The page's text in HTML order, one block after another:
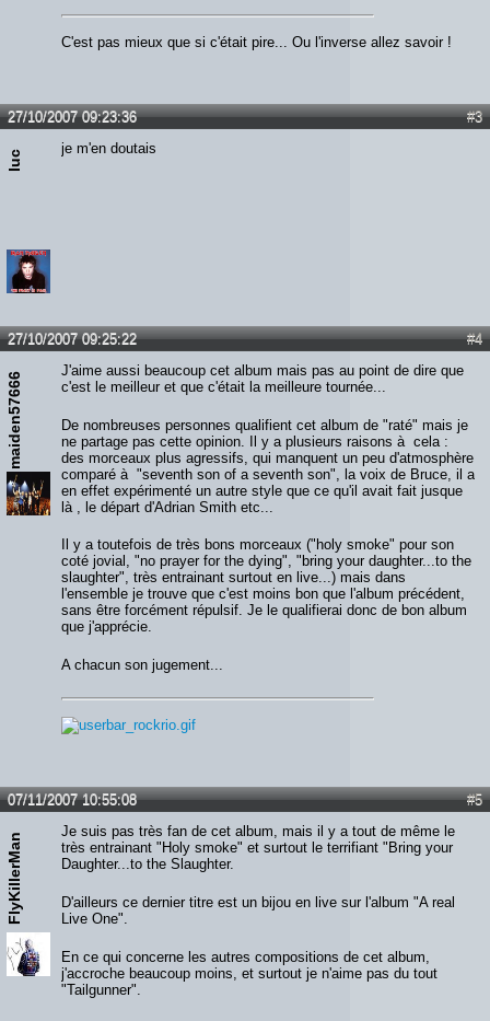
C'est pas mieux que si c'était pire... Ou l'inverse allez savoir !
#3
27/10/2007 09:23:36
luc
je m'en doutais
#4
27/10/2007 09:25:22
maiden57666
J'aime aussi beaucoup cet album mais pas au point de dire que
c'est le meilleur et que c'était la meilleure tournée...
De nombreuses personnes qualifient cet album de "raté" mais je
ne partage pas cette opinion. Il y a plusieurs raisons à cela :
des morceaux plus agressifs, qui manquent un peu d'atmosphère
comparé à "seventh son of a seventh son", la voix de Bruce, il a
en effet expérimenté un autre style que ce qu'il avait fait jusque
là , le départ d'Adrian Smith etc...
Il y a toutefois de très bons morceaux ("holy smoke" pour son
coté jovial, "no prayer for the dying", "bring your daughter...to the
slaughter", très entrainant surtout en live...) mais dans
l'ensemble je trouve que c'est moins bon que l'album précédent,
sans être forcément répulsif. Je le qualifierai donc de bon album
que j'apprécie.
A chacun son jugement...
#5
07/11/2007 10:55:08
FlyKillerMan
Je suis pas très fan de cet album, mais il y a tout de même le
très entrainant "Holy smoke" et surtout le terrifiant "Bring your
Daughter...to the Slaughter.
D'ailleurs ce dernier titre est un bijou en live sur l'album "A real
Live One".
En ce qui concerne les autres compositions de cet album,
j'accroche beaucoup moins, et surtout je n'aime pas du tout
"Tailgunner".